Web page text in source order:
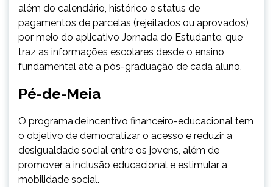
além do calendário, histórico e status de
pagamentos de parcelas (rejeitados ou aprovados)
por meio do aplicativo Jornada do Estudante, que
traz as informações escolares desde o ensino
fundamental até a pós-graduação de cada aluno.
Pé-de-Meia
O programa de incentivo financeiro-educacional tem
o objetivo de democratizar o acesso e reduzir a
desigualdade social entre os jovens, além de
promover a inclusão educacional e estimular a
mobilidade social.